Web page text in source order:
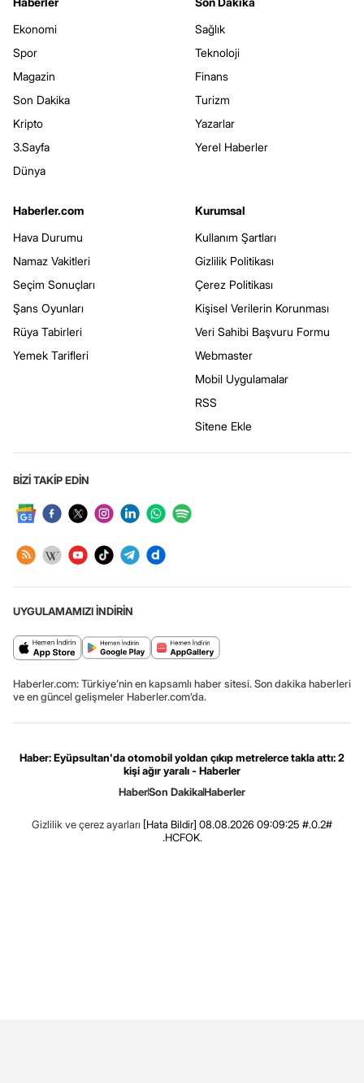
Ekonomi
Spor
Magazin
Son Dakika
Kripto
3.Sayfa
Dünya
Sağlık
Teknoloji
Finans
Turizm
Yazarlar
Yerel Haberler
Haberler.com
Hava Durumu
Namaz Vakitleri
Seçim Sonuçları
Şans Oyunları
Rüya Tabirleri
Yemek Tarifleri
Kurumsal
Kullanım Şartları
Gizlilik Politikası
Çerez Politikası
Kişisel Verilerin Korunması
Veri Sahibi Başvuru Formu
Webmaster
Mobil Uygulamalar
RSS
Sitene Ekle
BİZİ TAKİP EDİN
UYGULAMAMIZI İNDİRİN
Haberler.com: Türkiye’nin en kapsamlı haber sitesi. Son dakika haberleri
ve en güncel gelişmeler Haberler.com’da.
Haber: Eyüpsultan'da otomobil yoldan çıkıp metrelerce takla attı: 2
kişi ağır yaralı - Haberler
HaberSon DakikaHaberler
Gizlilik ve çerez ayarları [Hata Bildir] 08.08.2026 09:09:25 #.0.2#
.HCFOK.